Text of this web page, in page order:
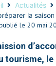
Actualités
la
le 20 mai
tourisme,